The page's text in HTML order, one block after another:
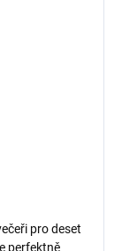
pro deset
perfektně